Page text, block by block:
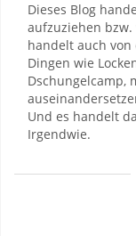
Dieses Blog
aufzuziehen bzw.
handelt auch
Dingen wie
Dschungelcamp,
Und es handelt
Irgendwie.